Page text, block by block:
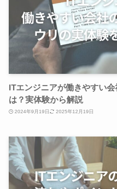
ITエンジニアが働きやすい
は？実体験から解説
2024年9月19日 2025年12月19日